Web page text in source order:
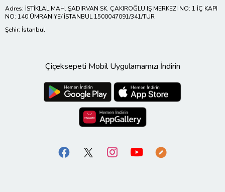
Adres: İSTİKLAL MAH. ŞADIRVAN SK. ÇAKIROĞLU IŞ MERKEZI NO: 1 İÇ KAPI
NO: 140 ÜMRANİYE/ İSTANBUL 1500047091/341/TUR
Şehir: İstanbul
Çiçeksepeti Mobil Uygulamamızı İndirin